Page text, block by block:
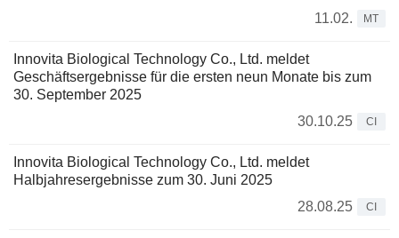
11.02.
MT
Innovita Biological Technology Co., Ltd. meldet
Geschäftsergebnisse für die ersten neun Monate bis zum
30. September 2025
30.10.25
CI
Innovita Biological Technology Co., Ltd. meldet
Halbjahresergebnisse zum 30. Juni 2025
28.08.25
CI